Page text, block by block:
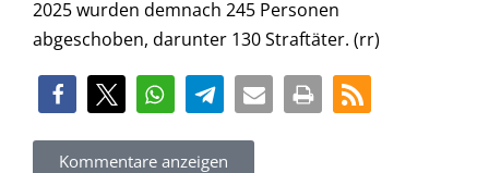
2025 wurden demnach 245 Personen
abgeschoben, darunter 130 Straftäter. (rr)
Kommentare anzeigen